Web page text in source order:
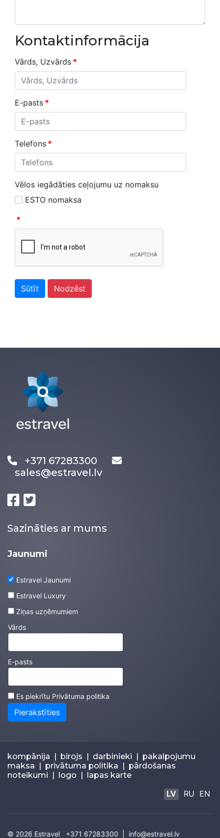
Kontaktinformācija
Vārds, Uzvārds *
E-pasts *
Telefons *
Vēlos iegādāties ceļojumu uz nomaksu
ESTO nomaksa
*
Sūtīt Nodzēst
+371 67283300
sales@estravel.lv
Sazināties ar mums
Jaunumi
Estravel Jaunumi
Estravel Luxury
Ziņas uzņēmumiem
Vārds
E-pasts
Es piekrītu Privātuma politika
Pierakstīties
kompānija | birojs | darbinieki | pakalpojumu
maksa | privātuma politika | pārdošanas
noteikumi | logo | lapas karte
LV RU EN
© 2026 Estravel +371 67283300 | info@estravel.lv